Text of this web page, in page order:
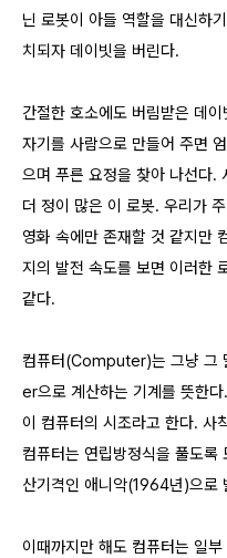
닌 로봇이 아들 역할을 대신하
치되자 데이빗을 버린다.
간절한 호소에도 버림받은 데
자기를 사람으로 만들어 주면
으며 푸른 요정을 찾아 나선다.
더 정이 많은 이 로봇. 우리가
영화 속에만 존재할 것 같지만
지의 발전 속도를 보면 이러한
같다.
컴퓨터(Computer)는 그냥 그
er으로 계산하는 기계를 뜻한
이 컴퓨터의 시조라고 한다. 사
컴퓨터는 연립방정식을 풀도
산기격인 애니악(1964년)으로
이때까지만 해도 컴퓨터는 일